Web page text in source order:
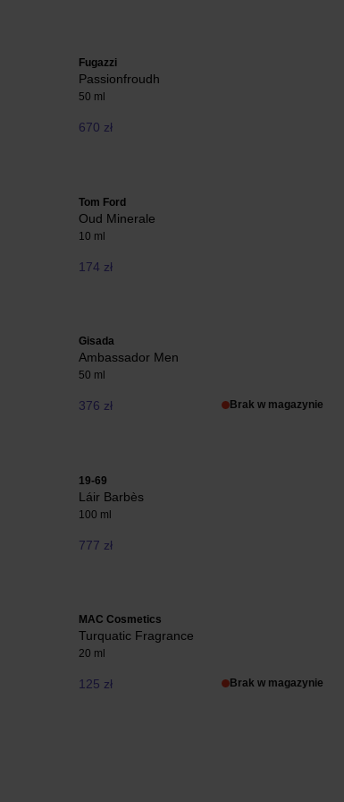
Fugazzi
Passionfroudh
50 ml
670 zł
Tom Ford
Oud Minerale
10 ml
174 zł
Gisada
Ambassador Men
50 ml
376 zł Brak w magazynie
19-69
Láir Barbès
100 ml
777 zł
MAC Cosmetics
Turquatic Fragrance
20 ml
125 zł Brak w magazynie